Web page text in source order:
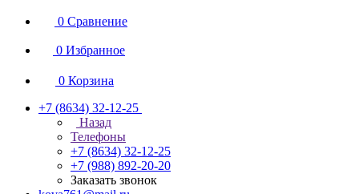
0 Сравнение
0 Избранное
0 Корзина
+7 (8634) 32-12-25
Назад
Телефоны
+7 (8634) 32-12-25
+7 (988) 892-20-20
Заказать звонок